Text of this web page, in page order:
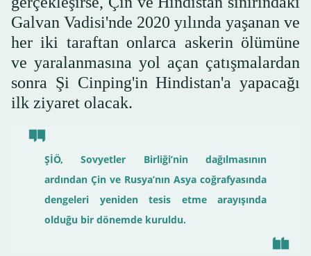
Galvan Vadisi'nde 2020 yılında yaşanan ve
her iki taraftan onlarca askerin ölümüne
ve yaralanmasına yol açan çatışmalardan
sonra Şi Cinping'in Hindistan'a yapacağı
ilk ziyaret olacak.
ŞİÖ, Sovyetler Birliği’nin dağılmasının
ardından Çin ve Rusya’nın Asya coğrafyasında
dengeleri yeniden tesis etme arayışında
olduğu bir dönemde kuruldu.